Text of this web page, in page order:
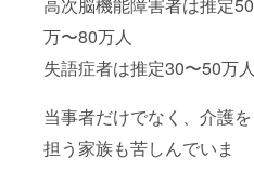
万〜80万人
失語症者は推定30〜50万人
当事者だけでなく、介護を
担う家族も苦しんでいま